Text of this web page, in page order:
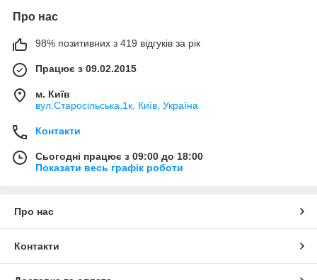
Про нас
98% позитивних з 419 відгуків за рік
Працює з 09.02.2015
м. Київ
вул.Старосільська,1к, Київ, Україна
Контакти
Сьогодні працює з 09:00 до 18:00
Показати весь графік роботи
Про нас
Контакти